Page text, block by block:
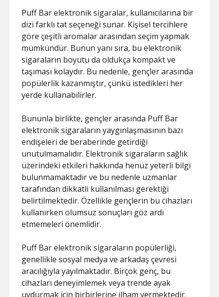
Puff Bar elektronik sigaralar, kullanıcılarına bir
dizi farklı tat seçeneği sunar. Kişisel tercihlere
göre çeşitli aromalar arasından seçim yapmak
mümkündür. Bunun yanı sıra, bu elektronik
sigaraların boyutu da oldukça kompakt ve
taşıması kolaydır. Bu nedenle, gençler arasında
popülerlik kazanmıştır, çünkü istedikleri her
yerde kullanabilirler.
Bununla birlikte, gençler arasında Puff Bar
elektronik sigaraların yaygınlaşmasının bazı
endişeleri de beraberinde getirdiği
unutulmamalıdır. Elektronik sigaraların sağlık
üzerindeki etkileri hakkında henüz yeterli bilgi
bulunmamaktadır ve bu nedenle uzmanlar
tarafından dikkatli kullanılması gerektiği
belirtilmektedir. Özellikle gençlerin bu cihazları
kullanırken olumsuz sonuçları göz ardı
etmemeleri önemlidir.
Puff Bar elektronik sigaraların popülerliği,
genellikle sosyal medya ve arkadaş çevresi
aracılığıyla yayılmaktadır. Birçok genç, bu
cihazları deneyimlemek veya trende ayak
uydurmak için birbirlerine ilham vermektedir.